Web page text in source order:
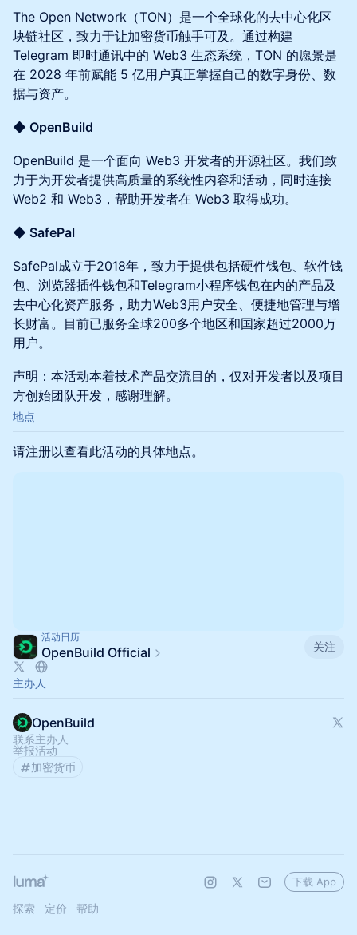
The Open Network（TON）是一个全球化的去中心化区
块链社区，致力于让加密货币触手可及。通过构建
Telegram 即时通讯中的 Web3 生态系统，TON 的愿景是
在 2028 年前赋能 5 亿用户真正掌握自己的数字身份、数
据与资产。
◆ OpenBuild
OpenBuild 是一个面向 Web3 开发者的开源社区。我们致
力于为开发者提供高质量的系统性内容和活动，同时连接
Web2 和 Web3，帮助开发者在 Web3 取得成功。
◆ SafePal
SafePal成立于2018年，致力于提供包括硬件钱包、软件钱
包、浏览器插件钱包和Telegram小程序钱包在内的产品及
去中心化资产服务，助力Web3用户安全、便捷地管理与增
长财富。目前已服务全球200多个地区和国家超过2000万
用户。
声明：本活动本着技术产品交流目的，仅对开发者以及项目
方创始团队开发，感谢理解。
地点
请注册以查看此活动的具体地点。
活动日历
OpenBuild Official 关注
主办人
OpenBuild
联系主办人
举报活动
加密货币
探索 定价 帮助
下载 App